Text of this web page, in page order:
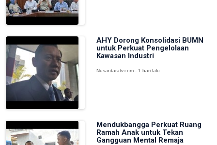
AHY Dorong Konsolidasi BUMN
untuk Perkuat Pengelolaan
Kawasan Industri
Nusantaratv.com - 1 hari lalu
Mendukbangga Perkuat Ruang
Ramah Anak untuk Tekan
Gangguan Mental Remaja